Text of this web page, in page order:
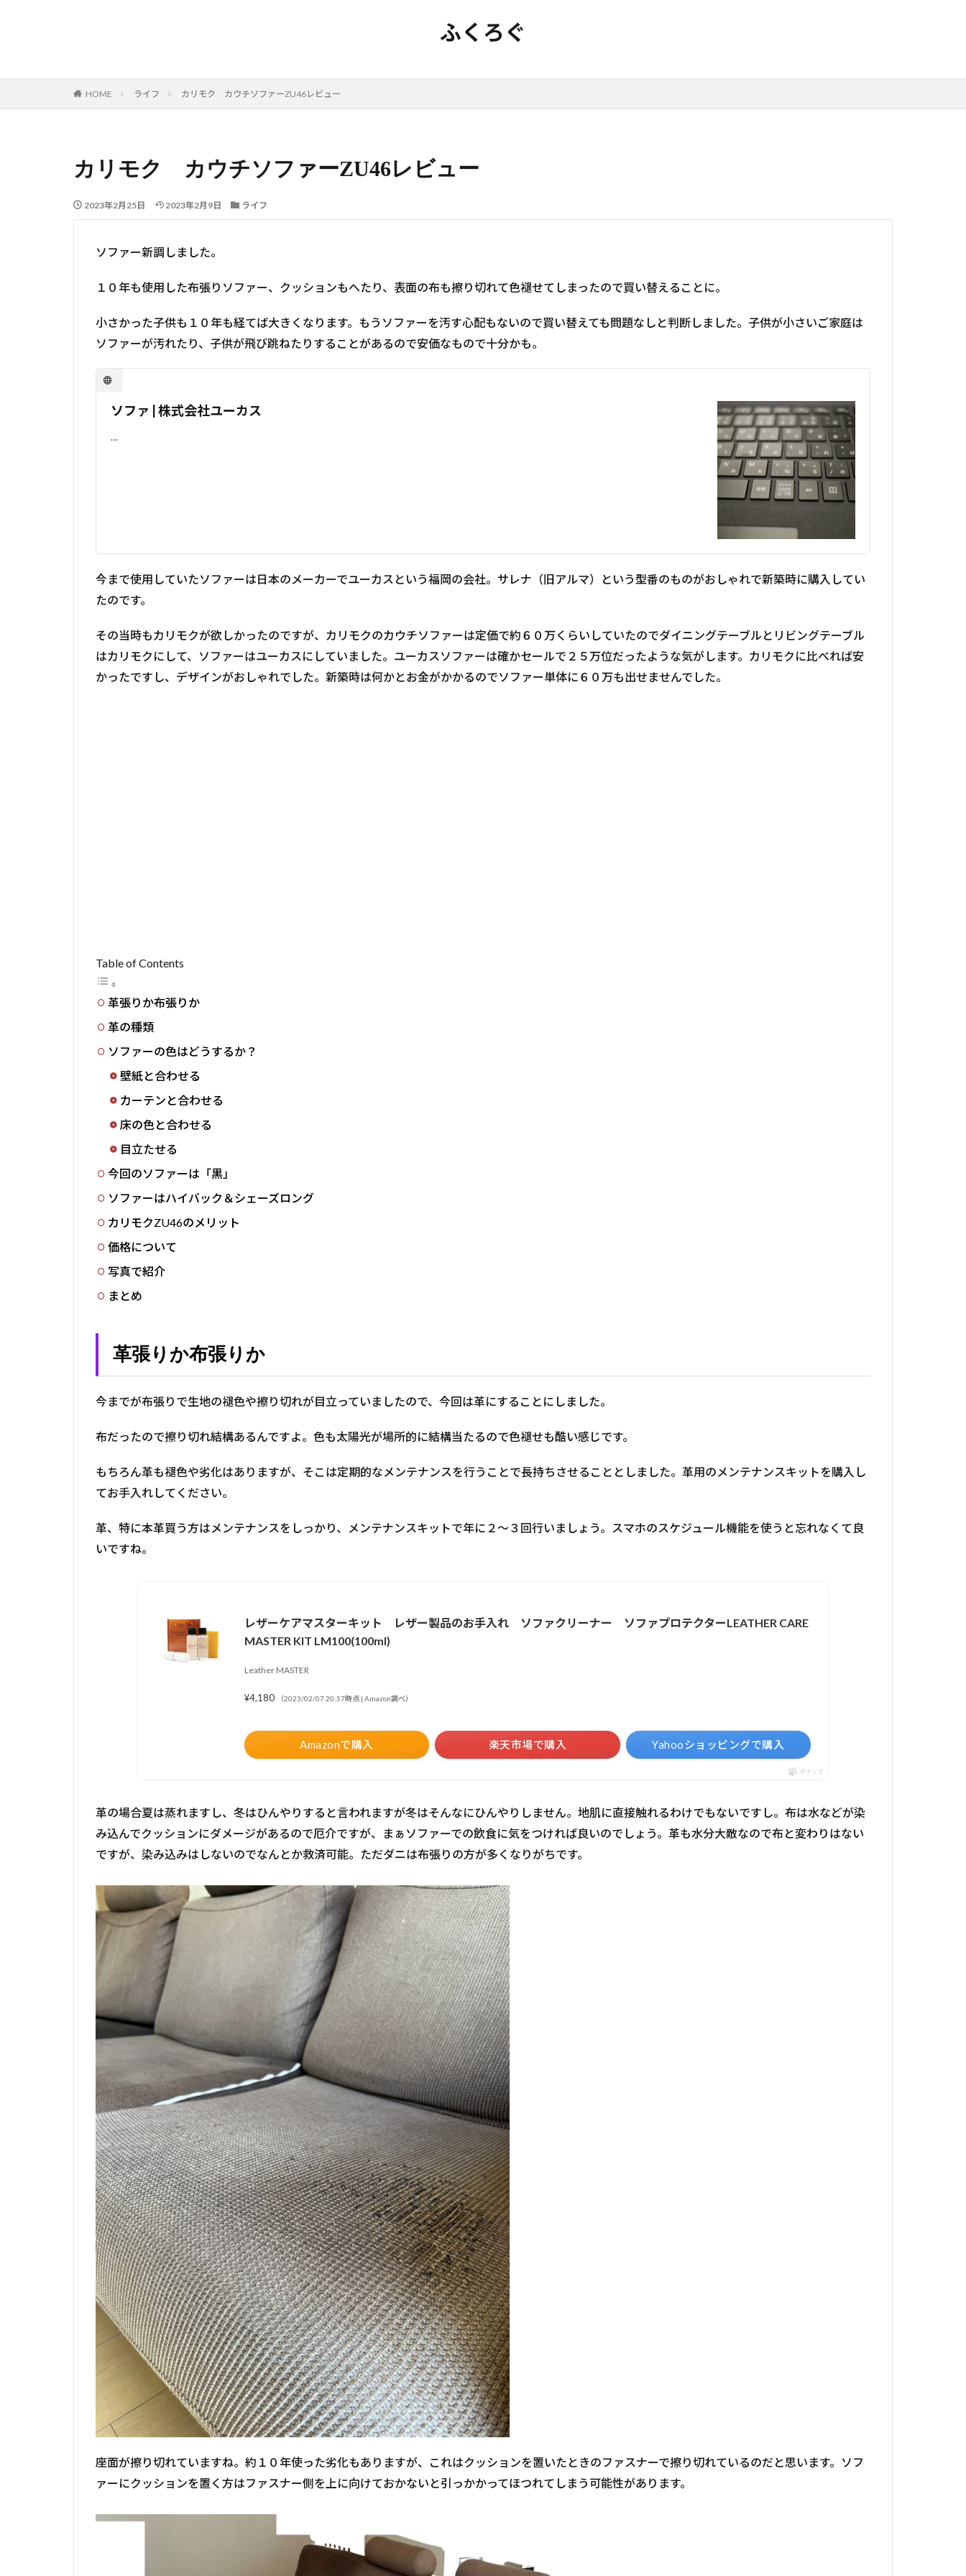
ふくろぐ
HOME ライフ カリモク カウチソファーZU46レビュー
カリモク カウチソファーZU46レビュー
2023年2月25日 2023年2月9日 ライフ
ソファー新調しました。
１０年も使用した布張りソファー、クッションもへたり、表面の布も擦り切れて色褪せてしまったので買い替えることに。
小さかった子供も１０年も経てば大きくなります。もうソファーを汚す心配もないので買い替えても問題なしと判断しました。子供が小さいご家庭は
ソファーが汚れたり、子供が飛び跳ねたりすることがあるので安価なもので十分かも。
ソファ | 株式会社ユーカス
…
今まで使用していたソファーは日本のメーカーでユーカスという福岡の会社。サレナ（旧アルマ）という型番のものがおしゃれで新築時に購入してい
たのです。
その当時もカリモクが欲しかったのですが、カリモクのカウチソファーは定価で約６０万くらいしていたのでダイニングテーブルとリビングテーブル
はカリモクにして、ソファーはユーカスにしていました。ユーカスソファーは確かセールで２５万位だったような気がします。カリモクに比べれば安
かったですし、デザインがおしゃれでした。新築時は何かとお金がかかるのでソファー単体に６０万も出せませんでした。
Table of Contents
革張りか布張りか
革の種類
ソファーの色はどうするか？
壁紙と合わせる
カーテンと合わせる
床の色と合わせる
目立たせる
今回のソファーは「黒」
ソファーはハイバック＆シェーズロング
カリモクZU46のメリット
価格について
写真で紹介
まとめ
革張りか布張りか
今までが布張りで生地の褪色や擦り切れが目立っていましたので、今回は革にすることにしました。
布だったので擦り切れ結構あるんですよ。色も太陽光が場所的に結構当たるので色褪せも酷い感じです。
もちろん革も褪色や劣化はありますが、そこは定期的なメンテナンスを行うことで長持ちさせることとしました。革用のメンテナンスキットを購入し
てお手入れしてください。
革、特に本革買う方はメンテナンスをしっかり、メンテナンスキットで年に２〜３回行いましょう。スマホのスケジュール機能を使うと忘れなくて良
いですね。
レザーケアマスターキット レザー製品のお手入れ ソファクリーナー ソファプロテクターLEATHER CARE
MASTER KIT LM100(100ml)
Leather MASTER
¥4,180 （2023/02/07 20:57時点 | Amazon調べ）
Amazonで購入 楽天市場で購入 Yahooショッピングで購入
ポチップ
革の場合夏は蒸れますし、冬はひんやりすると言われますが冬はそんなにひんやりしません。地肌に直接触れるわけでもないですし。布は水などが染
み込んでクッションにダメージがあるので厄介ですが、まぁソファーでの飲食に気をつければ良いのでしょう。革も水分大敵なので布と変わりはない
ですが、染み込みはしないのでなんとか救済可能。ただダニは布張りの方が多くなりがちです。
座面が擦り切れていますね。約１０年使った劣化もありますが、これはクッションを置いたときのファスナーで擦り切れているのだと思います。ソフ
ァーにクッションを置く方はファスナー側を上に向けておかないと引っかかってほつれてしまう可能性があります。